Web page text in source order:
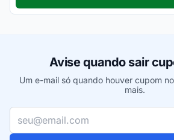
Avise quando sair
Um e-mail só quando houver cupom
mais.
Seu e-mail